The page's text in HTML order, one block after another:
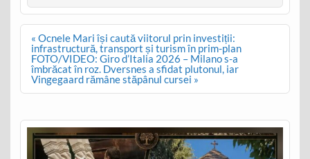
Post
navigation
« Ocnele Mari își caută viitorul prin investiții:
infrastructură, transport și turism în prim-plan
FOTO/VIDEO: Giro d’Italia 2026 – Milano s-a
îmbrăcat în roz. Dversnes a sfidat plutonul, iar
Vingegaard rămâne stăpânul cursei »